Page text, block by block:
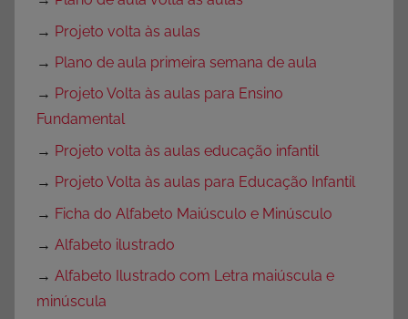
→ Projeto volta às aulas
→ Plano de aula primeira semana de aula
→ Projeto Volta às aulas para Ensino
Fundamental
→ Projeto volta às aulas educação infantil
→ Projeto Volta às aulas para Educação Infantil
→ Ficha do Alfabeto Maiúsculo e Minúsculo
→ Alfabeto ilustrado
→ Alfabeto Ilustrado com Letra maiúscula e
minúscula